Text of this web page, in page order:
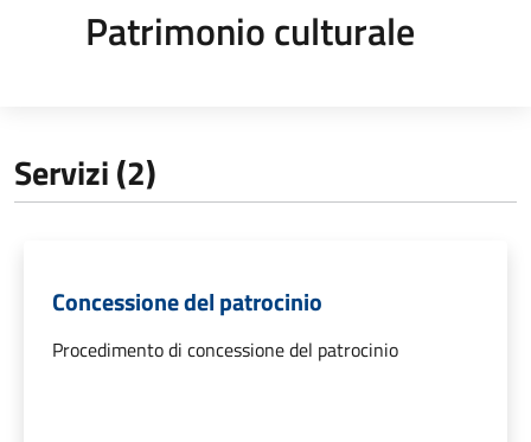
Patrimonio culturale
Servizi (2)
Concessione del patrocinio
Procedimento di concessione del patrocinio